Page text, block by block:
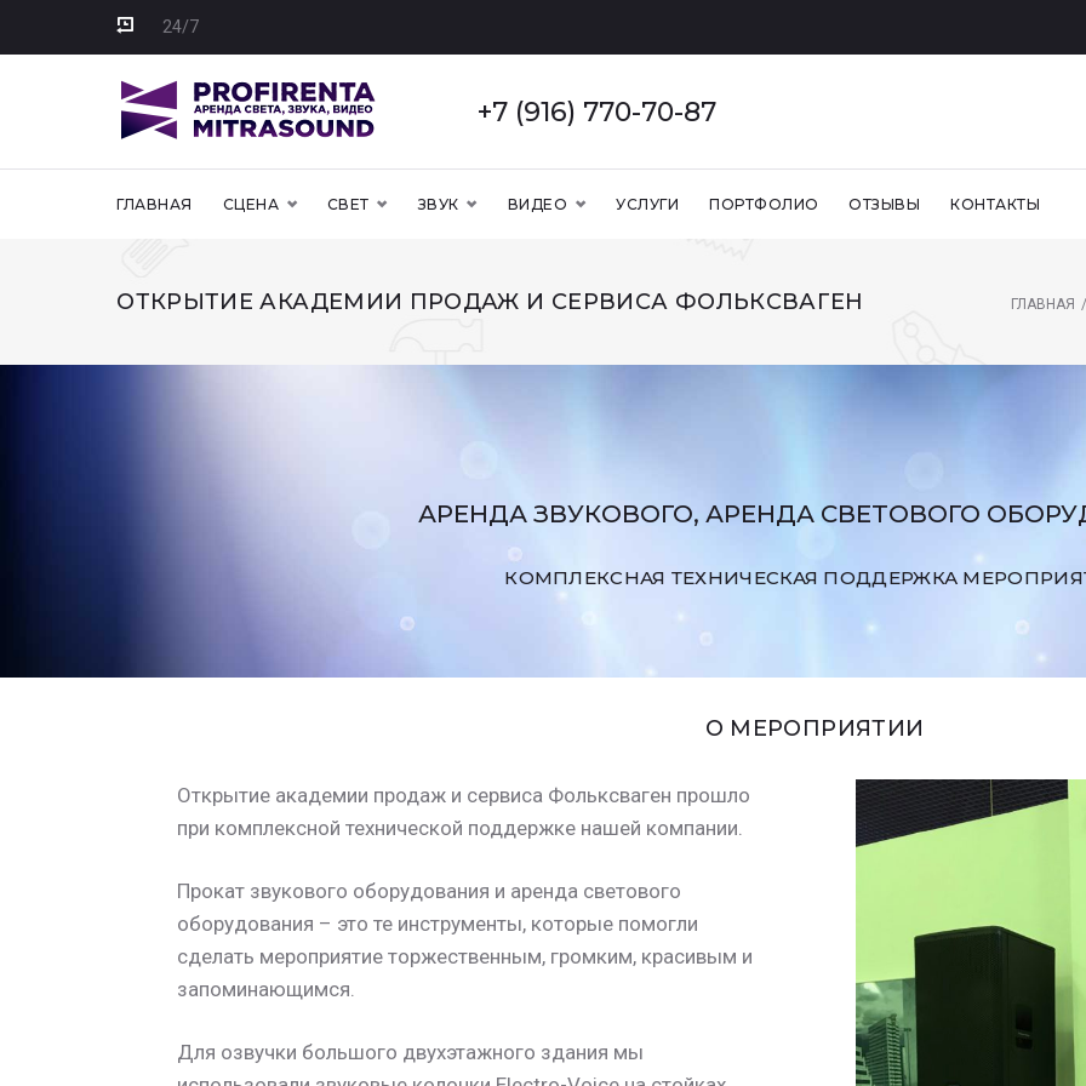
24/7
+7 (916) 770-70-87
ГЛАВНАЯ СЦЕНА СВЕТ ЗВУК ВИДЕО УСЛУГИ ПОРТФОЛИО ОТЗЫВЫ КОНТАКТЫ
ОТКРЫТИЕ АКАДЕМИИ ПРОДАЖ И СЕРВИСА ФОЛЬКСВАГЕН ГЛАВНАЯ
АРЕНДА ЗВУКОВОГО, АРЕНДА СВЕТОВОГО
КОМПЛЕКСНАЯ ТЕХНИЧЕСКАЯ ПОДДЕРЖКА
О МЕРОПРИЯТИИ
Открытие академии продаж и сервиса Фольксваген прошло
при комплексной технической поддержке нашей компании.
Прокат звукового оборудования и аренда светового
оборудования – это те инструменты, которые помогли
сделать мероприятие торжественным, громким, красивым и
запоминающимся.
Для озвучки большого двухэтажного здания мы